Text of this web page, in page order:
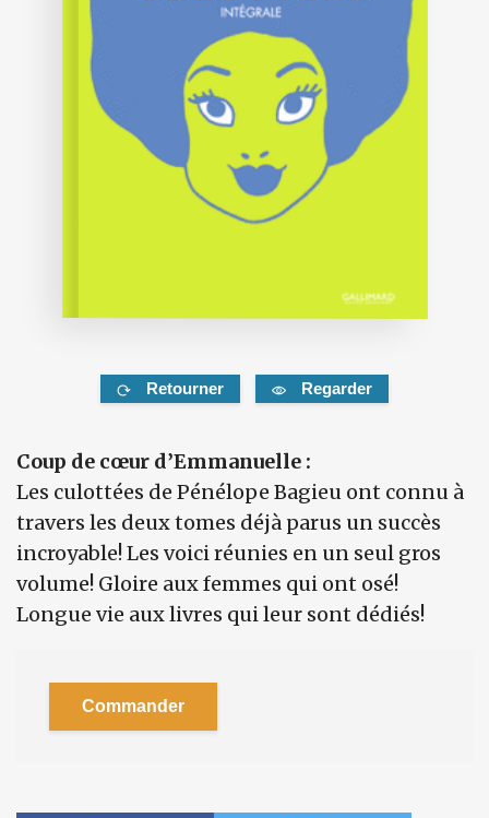
Retourner Regarder
Coup de cœur d’Emmanuelle :
Les culottées de Pénélope Bagieu ont connu à
travers les deux tomes déjà parus un succès
incroyable! Les voici réunies en un seul gros
volume! Gloire aux femmes qui ont osé!
Longue vie aux livres qui leur sont dédiés!
Commander